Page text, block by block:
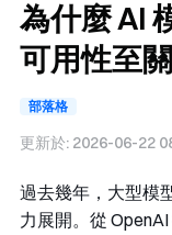
為什麼 AI
可用性至
部落格
更新於: 2026-06-22
過去幾年，大型模
力展開。從